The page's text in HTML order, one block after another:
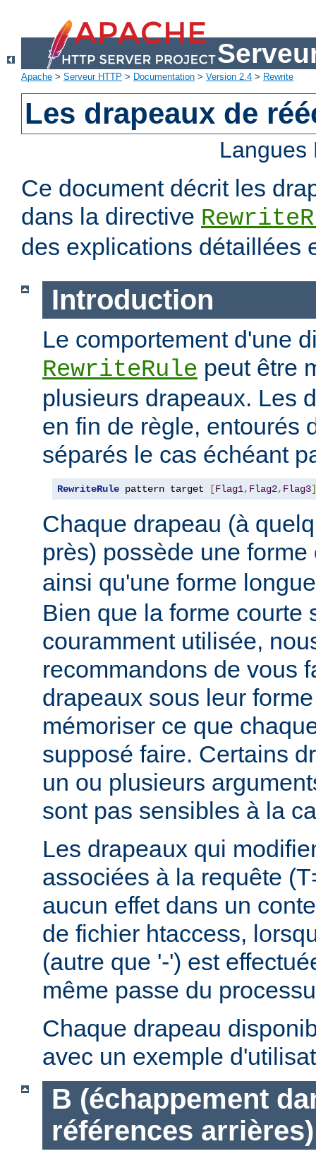
Apache > Serveur HTTP > Documentation > Version 2.4 > Rewrite
Les drapeaux de
Ce document décrit les
dans la directive
des explications détaillées
Introduction
Le comportement d'une
RewriteRule peut être
plusieurs drapeaux. Les
en fin de règle, entourés
séparés le cas échéant
RewriteRule pattern target [Flag1, Flag2, Flag3]
Chaque drapeau (à
près) possède une
ainsi qu'une forme
Bien que la forme courte
couramment utilisée,
recommandons de vous
drapeaux sous leur
mémoriser ce que
supposé faire. Certains
un ou plusieurs
sont pas sensibles à la
Les drapeaux qui
associées à la requête
aucun effet dans un
de fichier htaccess,
(autre que '-') est
même passe du
Chaque drapeau
avec un exemple
B (échappement
références arrières)